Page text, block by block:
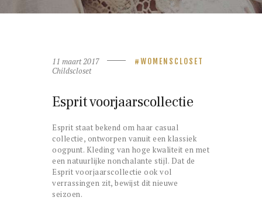
11 maart 2017 WOMENSCLOSET
Childscloset
Esprit voorjaarscollectie
Esprit staat bekend om haar casual
collectie, ontworpen vanuit een klassiek
oogpunt. Kleding van hoge kwaliteit en met
een natuurlijke nonchalante stijl. Dat de
Esprit voorjaarscollectie ook vol
verrassingen zit, bewijst dit nieuwe
seizoen.